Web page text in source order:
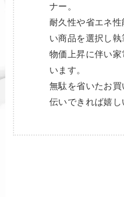
ナー。
耐久性や省エネ
い商品を選択し執
物価上昇に伴い
います。
無駄を省いたお
伝いできれば嬉し